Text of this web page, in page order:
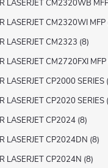
LASERJET CM2320WB
LASERJET CM2320WI MFP
LASERJET CM2323 8
LASERJET CM2720FXI MFP
LASERJET CP2000 SERIES
LASERJET CP2020 SERIES
LASERJET CP2024 8
LASERJET CP2024DN 8
LASERJET CP2024N 8